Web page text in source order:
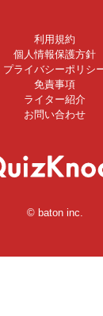
利用規約
個人情報保護方針
プライバシーポリシ
免責事項
ライター紹介
お問い合わせ
© baton inc.